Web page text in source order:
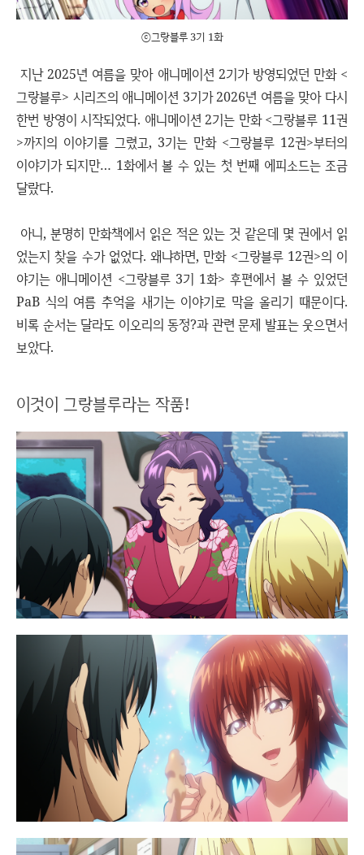
ⓒ그랑블루 3기 1화
지난 2025년 여름을 맞아 애니메이션 2기가 방영되었던 만화 <
그랑블루> 시리즈의 애니메이션 3기가 2026년 여름을 맞아 다시
한번 방영이 시작되었다. 애니메이션 2기는 만화 <그랑블루 11권
>까지의 이야기를 그렸고, 3기는 만화 <그랑블루 12권>부터의
이야기가 되지만… 1화에서 볼 수 있는 첫 번째 에피소드는 조금
달랐다.
아니, 분명히 만화책에서 읽은 적은 있는 것 같은데 몇 권에서 읽
었는지 찾을 수가 없었다. 왜냐하면, 만화 <그랑블루 12권>의 이
야기는 애니메이션 <그랑블루 3기 1화> 후편에서 볼 수 있었던
PaB 식의 여름 추억을 새기는 이야기로 막을 올리기 때문이다.
비록 순서는 달라도 이오리의 동정?과 관련 문제 발표는 웃으면서
보았다.
이것이 그랑블루라는 작품!